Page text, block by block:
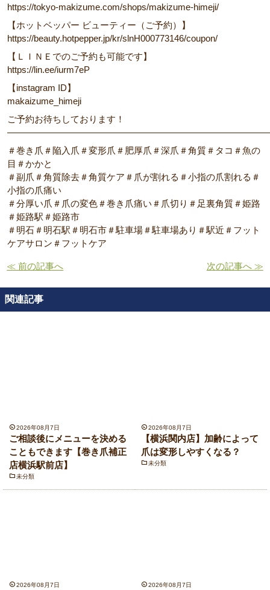
https://tokyo-makizume.com/shops/makizume-himeji/
【ホットベッパー ビューティー（ご予約）】
https://beauty.hotpepper.jp/kr/slnH000773146/coupon/
【ＬＩＮＥでのご予約も可能です】
https://lin.ee/iurm7eP
【instagram ID】
makaizume_himeji
ご予約お待ちしております！
＃巻き爪＃陥入爪＃変形爪＃肥厚爪＃深爪＃角質＃タコ＃魚の
目＃かかと
＃副爪＃角質除去＃角質ケア＃爪が割れる＃小指の爪割れる＃
小指の爪痛い
＃分厚い爪＃爪の変色＃巻き爪痛い＃爪切り＃足裏角質＃姫路
＃姫路駅＃姫路市
＃明石＃明石駅＃明石市＃駐車場＃駐車場あり＃駅近＃フット
ケアサロン＃フットケア
≪ 前の記事へ 次の記事へ ≫
関連記事
2026年08月7日
ご相談後にメニューを決める
こともできます【巻き爪補正
店横浜駅前店】
未分類
2026年08月7日
【横浜関内店】加齢によって
爪は変形しやすくなる？
未分類
2026年08月7日 2026年08月7日